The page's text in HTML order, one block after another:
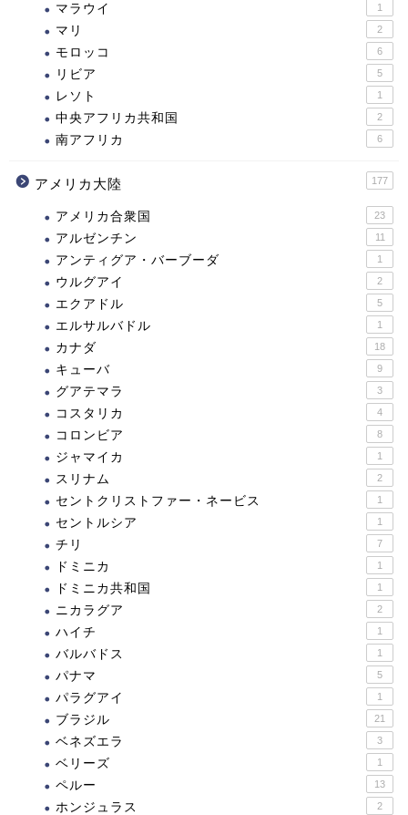
マラウイ 1
マリ 2
モロッコ 6
リビア 5
レソト 1
中央アフリカ共和国 2
南アフリカ 6
アメリカ大陸 177
アメリカ合衆国 23
アルゼンチン 11
アンティグア・バーブーダ 1
ウルグアイ 2
エクアドル 5
エルサルバドル 1
カナダ 18
キューバ 9
グアテマラ 3
コスタリカ 4
コロンビア 8
ジャマイカ 1
スリナム 2
セントクリストファー・ネービス 1
セントルシア 1
チリ 7
ドミニカ 1
ドミニカ共和国 1
ニカラグア 2
ハイチ 1
バルバドス 1
パナマ 5
パラグアイ 1
ブラジル 21
ベネズエラ 3
ベリーズ 1
ペルー 13
ホンジュラス 2